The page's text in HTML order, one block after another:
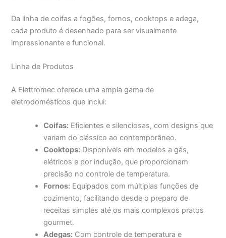
Da linha de coifas a fogões, fornos, cooktops e adega,
cada produto é desenhado para ser visualmente
impressionante e funcional.
Linha de Produtos
A Elettromec oferece uma ampla gama de
eletrodomésticos que inclui:
Coifas: Eficientes e silenciosas, com designs que
variam do clássico ao contemporâneo.
Cooktops: Disponíveis em modelos a gás,
elétricos e por indução, que proporcionam
precisão no controle de temperatura.
Fornos: Equipados com múltiplas funções de
cozimento, facilitando desde o preparo de
receitas simples até os mais complexos pratos
gourmet.
Adegas: Com controle de temperatura e